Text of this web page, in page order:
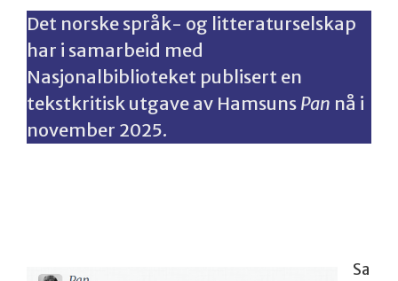
Det norske språk- og litteraturselskap
har i samarbeid med
Nasjonalbiblioteket publisert en
tekstkritisk utgave av Hamsuns Pan nå i
november 2025.
Sa